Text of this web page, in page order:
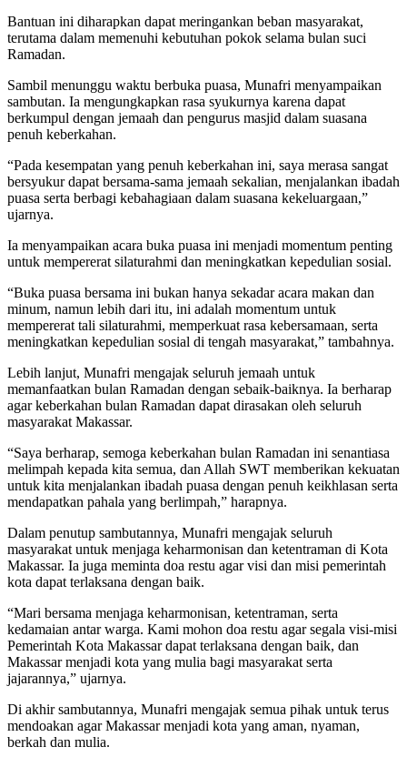
Bantuan ini diharapkan dapat meringankan beban masyarakat,
terutama dalam memenuhi kebutuhan pokok selama bulan suci
Ramadan.
Sambil menunggu waktu berbuka puasa, Munafri menyampaikan
sambutan. Ia mengungkapkan rasa syukurnya karena dapat
berkumpul dengan jemaah dan pengurus masjid dalam suasana
penuh keberkahan.
“Pada kesempatan yang penuh keberkahan ini, saya merasa sangat
bersyukur dapat bersama-sama jemaah sekalian, menjalankan ibadah
puasa serta berbagi kebahagiaan dalam suasana kekeluargaan,”
ujarnya.
Ia menyampaikan acara buka puasa ini menjadi momentum penting
untuk mempererat silaturahmi dan meningkatkan kepedulian sosial.
“Buka puasa bersama ini bukan hanya sekadar acara makan dan
minum, namun lebih dari itu, ini adalah momentum untuk
mempererat tali silaturahmi, memperkuat rasa kebersamaan, serta
meningkatkan kepedulian sosial di tengah masyarakat,” tambahnya.
Lebih lanjut, Munafri mengajak seluruh jemaah untuk
memanfaatkan bulan Ramadan dengan sebaik-baiknya. Ia berharap
agar keberkahan bulan Ramadan dapat dirasakan oleh seluruh
masyarakat Makassar.
“Saya berharap, semoga keberkahan bulan Ramadan ini senantiasa
melimpah kepada kita semua, dan Allah SWT memberikan kekuatan
untuk kita menjalankan ibadah puasa dengan penuh keikhlasan serta
mendapatkan pahala yang berlimpah,” harapnya.
Dalam penutup sambutannya, Munafri mengajak seluruh
masyarakat untuk menjaga keharmonisan dan ketentraman di Kota
Makassar. Ia juga meminta doa restu agar visi dan misi pemerintah
kota dapat terlaksana dengan baik.
“Mari bersama menjaga keharmonisan, ketentraman, serta
kedamaian antar warga. Kami mohon doa restu agar segala visi-misi
Pemerintah Kota Makassar dapat terlaksana dengan baik, dan
Makassar menjadi kota yang mulia bagi masyarakat serta
jajarannya,” ujarnya.
Di akhir sambutannya, Munafri mengajak semua pihak untuk terus
mendoakan agar Makassar menjadi kota yang aman, nyaman,
berkah dan mulia.